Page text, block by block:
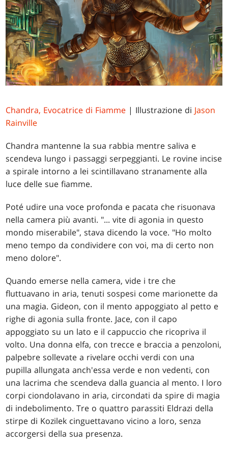
Chandra, Evocatrice di Fiamme | Illustrazione di Jason
Rainville
Chandra mantenne la sua rabbia mentre saliva e
scendeva lungo i passaggi serpeggianti. Le rovine incise
a spirale intorno a lei scintillavano stranamente alla
luce delle sue fiamme.
Poté udire una voce profonda e pacata che risuonava
nella camera più avanti. "... vite di agonia in questo
mondo miserabile", stava dicendo la voce. "Ho molto
meno tempo da condividere con voi, ma di certo non
meno dolore".
Quando emerse nella camera, vide i tre che
fluttuavano in aria, tenuti sospesi come marionette da
una magia. Gideon, con il mento appoggiato al petto e
righe di agonia sulla fronte. Jace, con il capo
appoggiato su un lato e il cappuccio che ricopriva il
volto. Una donna elfa, con trecce e braccia a penzoloni,
palpebre sollevate a rivelare occhi verdi con una
pupilla allungata anch'essa verde e non vedenti, con
una lacrima che scendeva dalla guancia al mento. I loro
corpi ciondolavano in aria, circondati da spire di magia
di indebolimento. Tre o quattro parassiti Eldrazi della
stirpe di Kozilek cinguettavano vicino a loro, senza
accorgersi della sua presenza.